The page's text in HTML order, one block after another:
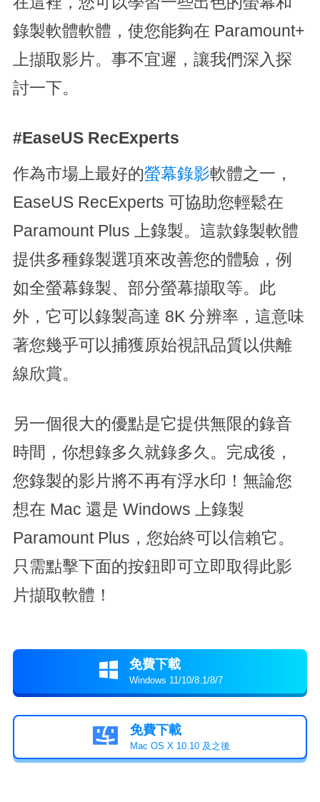
錄製軟體軟體，使您能夠在 Paramount+
上擷取影片。事不宜遲，讓我們深入探
討一下。
#EaseUS RecExperts
作為市場上最好的螢幕錄影軟體之一，
EaseUS RecExperts 可協助您輕鬆在
Paramount Plus 上錄製。這款錄製軟體
提供多種錄製選項來改善您的體驗，例
如全螢幕錄製、部分螢幕擷取等。此
外，它可以錄製高達 8K 分辨率，這意味
著您幾乎可以捕獲原始視訊品質以供離
線欣賞。
另一個很大的優點是它提供無限的錄音
時間，你想錄多久就錄多久。完成後，
您錄製的影片將不再有浮水印！無論您
想在 Mac 還是 Windows 上錄製
Paramount Plus，您始終可以信賴它。
只需點擊下面的按鈕即可立即取得此影
片擷取軟體！
 免費下載
Windows 11/10/8.1/8/7
 免費下載
Mac OS X 10.10 及之後